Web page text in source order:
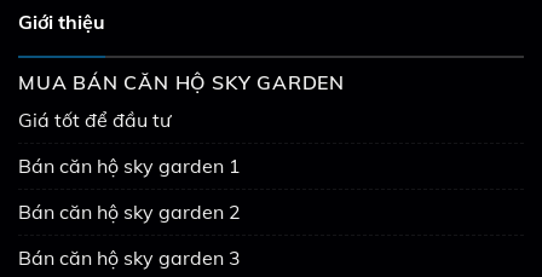
Giới thiệu
MUA BÁN CĂN HỘ SKY GARDEN
Giá tốt để đầu tư
Bán căn hộ sky garden 1
Bán căn hộ sky garden 2
Bán căn hộ sky garden 3